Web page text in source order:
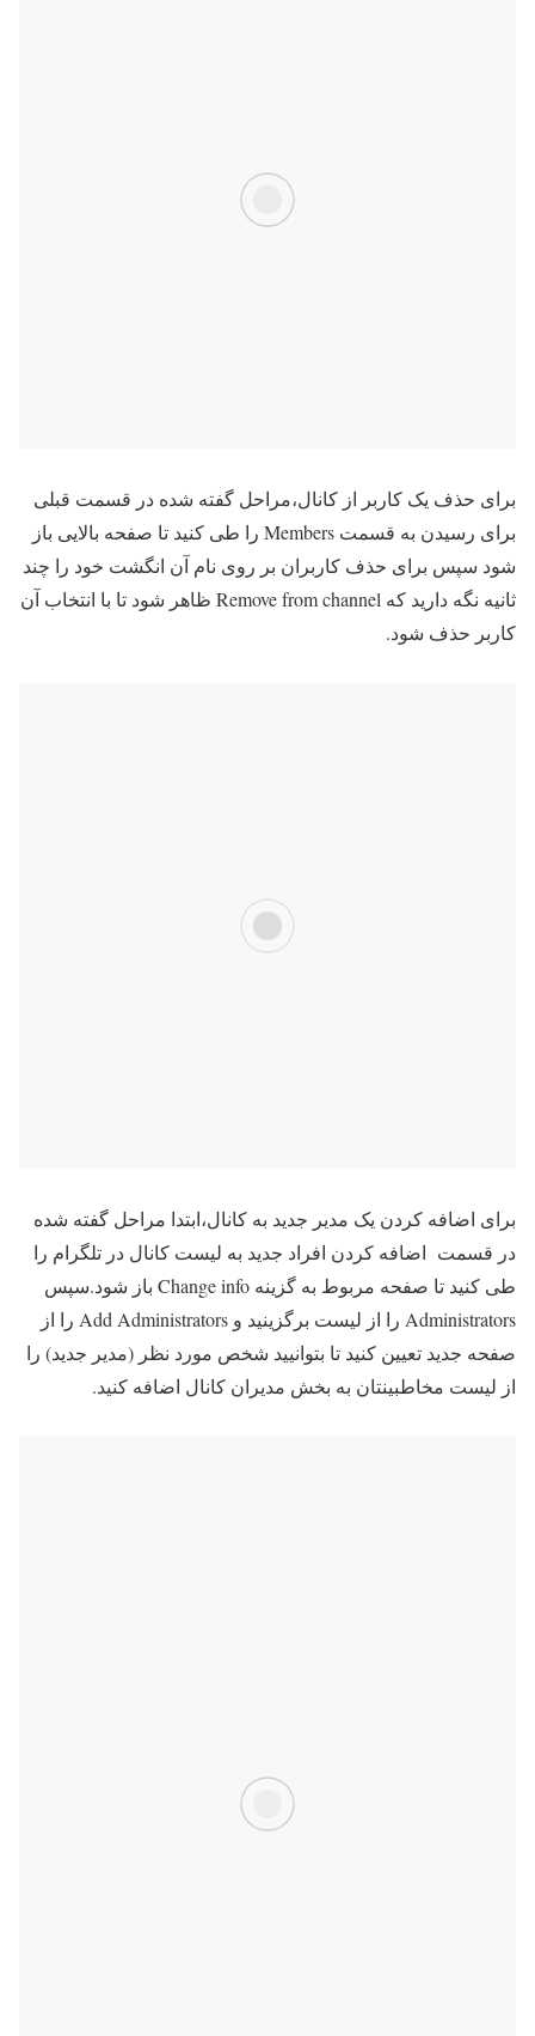
برای حذف یک کاربر از کانال،مراحل گفته شده در قسمت قبلی
برای رسیدن به قسمت Members را طی کنید تا صفحه بالایی باز
شود سپس برای حذف کاربران بر روی نام آن انگشت خود را چند
ثانیه نگه دارید که Remove from channel ظاهر شود تا با انتخاب آن
کاربر حذف شود.
برای اضافه کردن یک مدیر جدید به کانال،ابتدا مراحل گفته شده
در قسمت اضافه کردن افراد جدید به لیست کانال در تلگرام را
طی کنید تا صفحه مربوط به گزینه Change info باز شود.سپس
Administrators را از لیست برگزینید و Add Administrators را از
صفحه جدید تعیین کنید تا بتوانیید شخص مورد نظر (مدیر جدید) را
از لیست مخاطبینتان به بخش مدیران کانال اضافه کنید.